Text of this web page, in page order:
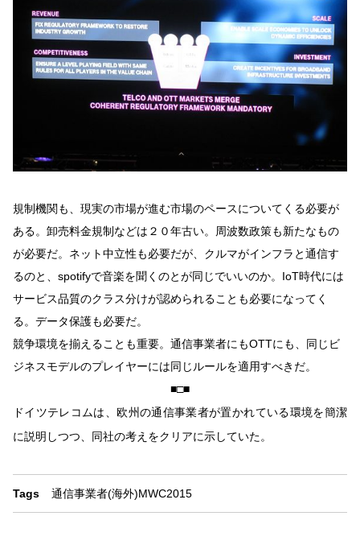
規制機関も、現実の市場が進む市場のペースについてくる必要が
ある。卸売料金規制などは２０年古い。周波数政策も新たなもの
が必要だ。ネット中立性も必要だが、クルマがインフラと通信す
るのと、spotifyで音楽を聞くのとが同じでいいのか。IoT時代には
サービス品質のクラス分けが認められることも必要になってく
る。データ保護も必要だ。
競争環境を揃えることも重要。通信事業者にもOTTにも、同じビ
ジネスモデルのプレイヤーには同じルールを適用すべきだ。
■□■
ドイツテレコムは、欧州の通信事業者が置かれている環境を簡潔
に説明しつつ、同社の考えをクリアに示していた。
Tags 通信事業者(海外)MWC2015